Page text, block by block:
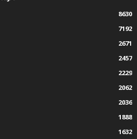
8630
7192
2671
2457
2229
2062
2036
1888
1632